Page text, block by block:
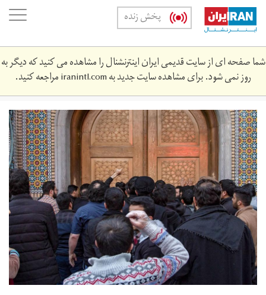
Skip
main
content
پخش زنده
شما صفحه ای از سایت قدیمی ایران اینترنشنال را مشاهده می کنید که دیگر به
روز نمی شود. برای مشاهده سایت جدید بهiranintl.comمراجعه کنید.
_157028992.jpg